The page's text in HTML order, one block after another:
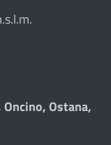
Oncino, Ostana,